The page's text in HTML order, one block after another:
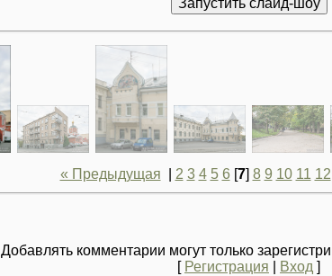
« Предыдущая 2 3 4 5 6[7] 8 9 10 11 12
Добавлять комментарии могут только
[ Регистрация Вход ]